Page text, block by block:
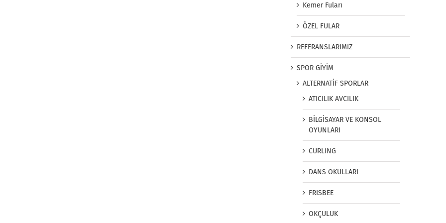
Kemer Fuları
ÖZEL FULAR
REFERANSLARIMIZ
SPOR GİYİM
ALTERNATİF SPORLAR
ATICILIK AVCILIK
BİLGİSAYAR VE KONSOL
OYUNLARI
CURLING
DANS OKULLARI
FRISBEE
OKÇULUK